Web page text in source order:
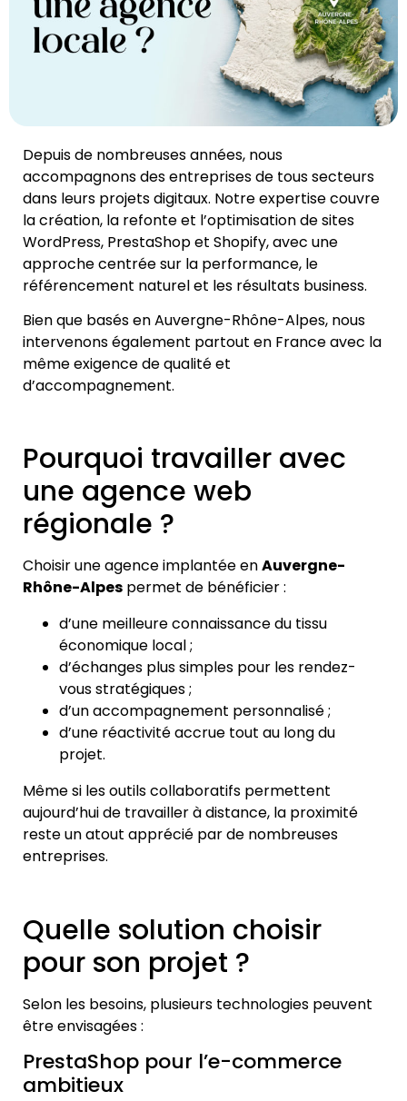
Depuis de nombreuses années, nous
accompagnons des entreprises de tous secteurs
dans leurs projets digitaux. Notre expertise couvre
la création, la refonte et l’optimisation de sites
WordPress, PrestaShop et Shopify, avec une
approche centrée sur la performance, le
référencement naturel et les résultats business.
Bien que basés en Auvergne-Rhône-Alpes, nous
intervenons également partout en France avec la
même exigence de qualité et
d’accompagnement.
Pourquoi travailler avec
une agence web
régionale ?
Choisir une agence implantée enAuvergne-
Rhône-Alpes permet de bénéficier :
d’une meilleure connaissance du tissu
économique local ;
d’échanges plus simples pour les rendez-
vous stratégiques ;
d’un accompagnement personnalisé ;
d’une réactivité accrue tout au long du
projet.
Même si les outils collaboratifs permettent
aujourd’hui de travailler à distance, la proximité
reste un atout apprécié par de nombreuses
entreprises.
Quelle solution choisir
pour son projet ?
Selon les besoins, plusieurs technologies peuvent
être envisagées :
PrestaShop pour l’e-commerce
ambitieux